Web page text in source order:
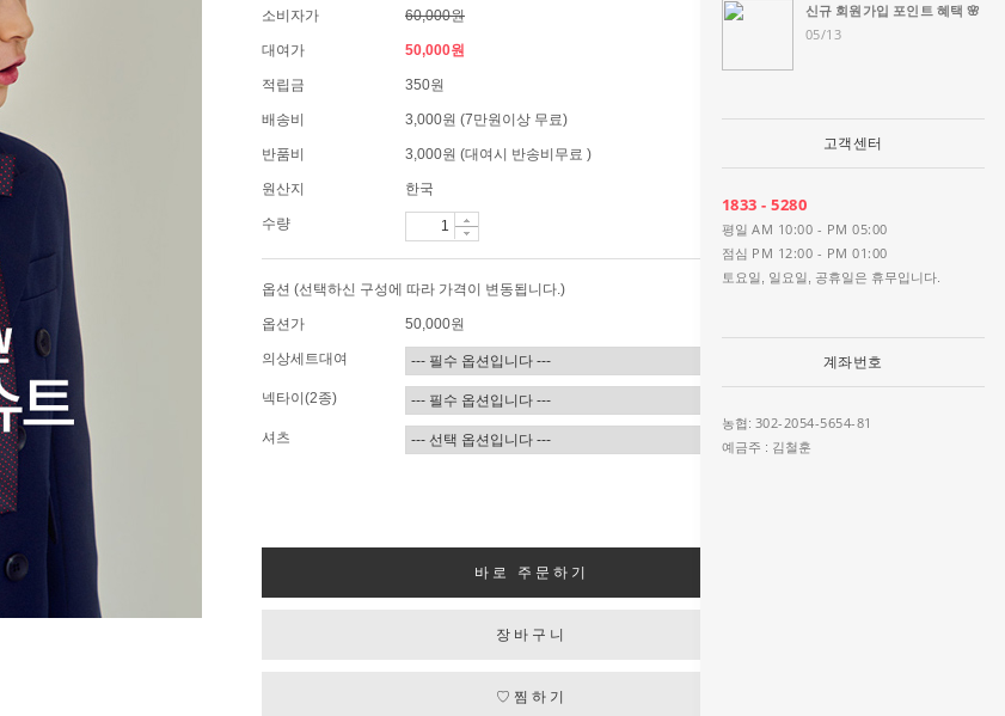
신규 회원가입 포인트 혜택 🌸
05/13
고객센터
1833 - 5280
평일 AM 10:00 - PM 05:00
점심 PM 12:00 - PM 01:00
토요일, 일요일, 공휴일은 휴무입니다.
계좌번호
농협: 302-2054-5654-81
예금주 : 김철훈
소비자가 60,000원
대여가 50,000원
적립금 350원
배송비 3,000원 (7만원이상 무료)
반품비 3,000원 (대여시 반송비무료 )
원산지 한국
수량
옵션 (선택하신 구성에 따라 가격이 변동됩니다.)
옵션가 50,000원
의상세트대여
넥타이(2종)
셔츠
바로 주문하기
장바구니
♡찜하기